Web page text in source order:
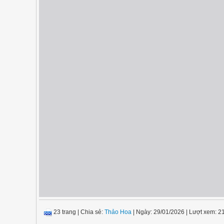
23 trang Chia sẻ: Thảo Hoa | Ngày: 29/01/2026 | Lượt xem: